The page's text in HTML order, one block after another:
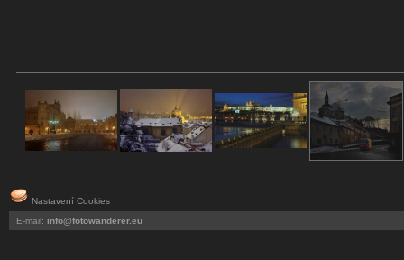
Nastavení Cookies
E-mail: info@fotowanderer.eu